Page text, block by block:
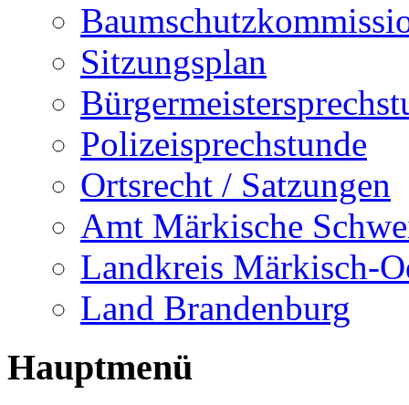
Sitzungsplan
Polizeisprechstunde
Ortsrecht / Satzungen
Amt Märkische
Landkreis Märkisch-
Land Brandenburg
Hauptmenü